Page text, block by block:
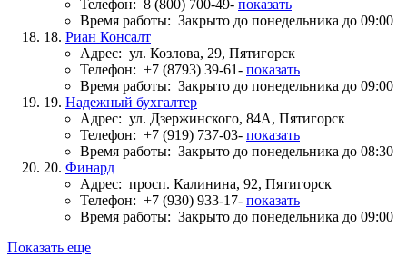
Телефон: 8 (800) 700-49- показать
Время работы: Закрыто до понедельника до 09:00
18. Риан Консалт
Адрес: ул. Козлова, 29, Пятигорск
Телефон: +7 (8793) 39-61- показать
Время работы: Закрыто до понедельника до 09:00
19. Надежный бухгалтер
Адрес: ул. Дзержинского, 84А, Пятигорск
Телефон: +7 (919) 737-03- показать
Время работы: Закрыто до понедельника до 08:30
20. Финард
Адрес: просп. Калинина, 92, Пятигорск
Телефон: +7 (930) 933-17- показать
Время работы: Закрыто до понедельника до 09:00
Показать еще